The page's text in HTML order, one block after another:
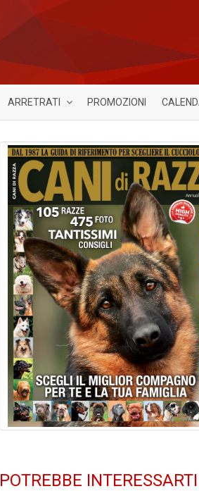
ARRETRATI PROMOZIONI
POTREBBE